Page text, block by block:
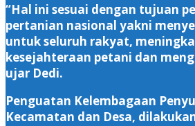
“Hal ini sesuai dengan tujuan
pertanian nasional yakni
untuk seluruh rakyat,
kesejahteraan petani dan
ujar Dedi.
Penguatan Kelembagaan
Kecamatan dan Desa,